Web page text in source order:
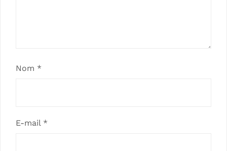
Nom *
E-mail *